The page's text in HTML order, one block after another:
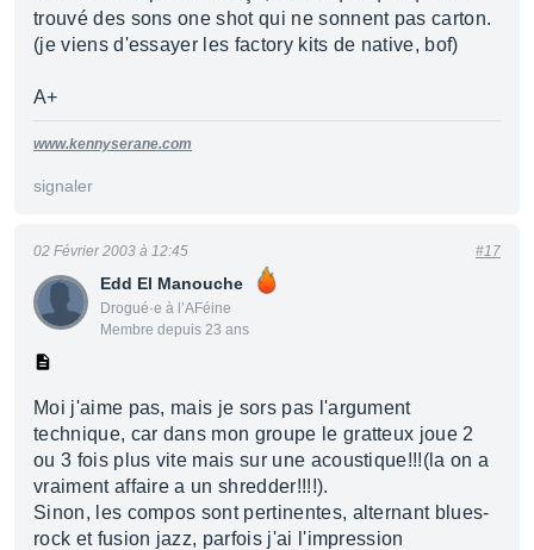
trouvé des sons one shot qui ne sonnent pas carton.
(je viens d'essayer les factory kits de native, bof)
A+
www.kennyserane.com
signaler
Edd El Manouche
Drogué·e à l’AFéine
Membre depuis 23 ans
02 Février 2003 à 12:45 #17
Moi j'aime pas, mais je sors pas l'argument
technique, car dans mon groupe le gratteux joue 2
ou 3 fois plus vite mais sur une acoustique!!!(la on a
vraiment affaire a un shredder!!!!).
Sinon, les compos sont pertinentes, alternant blues-
rock et fusion jazz, parfois j'ai l'impression